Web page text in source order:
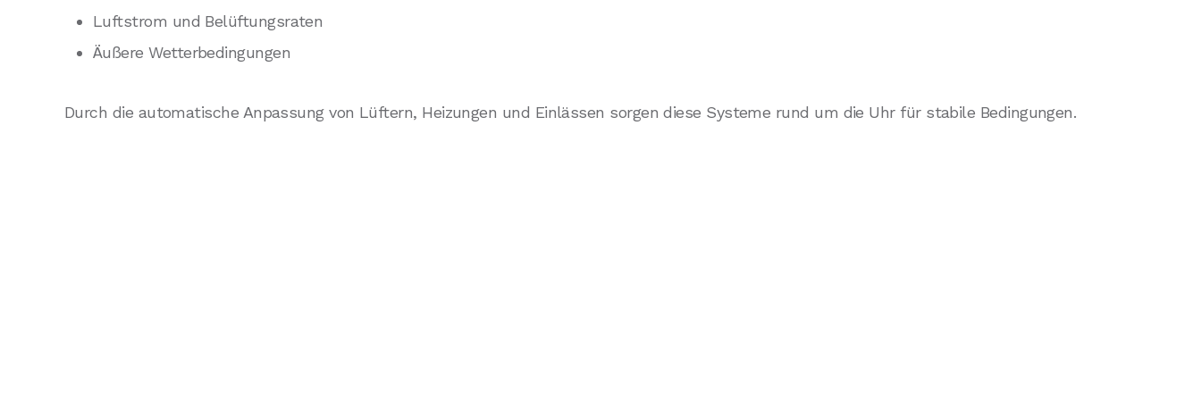
Luftstrom und Belüftungsraten
Äußere Wetterbedingungen
Durch die automatische Anpassung von Lüftern, Heizungen und Einlässen sorgen diese Systeme rund um die Uhr für stabile Bedingungen.